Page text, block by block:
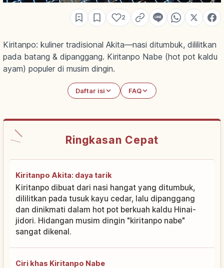
2
Kiritanpo: kuliner tradisional Akita—nasi ditumbuk, dililitkan
pada batang & dipanggang. Kiritanpo Nabe (hot pot kaldu
ayam) populer di musim dingin.
Daftar isi FAQ
Ringkasan Cepat
Kiritanpo Akita: daya tarik
Kiritanpo dibuat dari nasi hangat yang ditumbuk,
dililitkan pada tusuk kayu cedar, lalu dipanggang
dan dinikmati dalam hot pot berkuah kaldu Hinai-
jidori. Hidangan musim dingin "kiritanpo nabe"
sangat dikenal.
Ciri khas Kiritanpo Nabe